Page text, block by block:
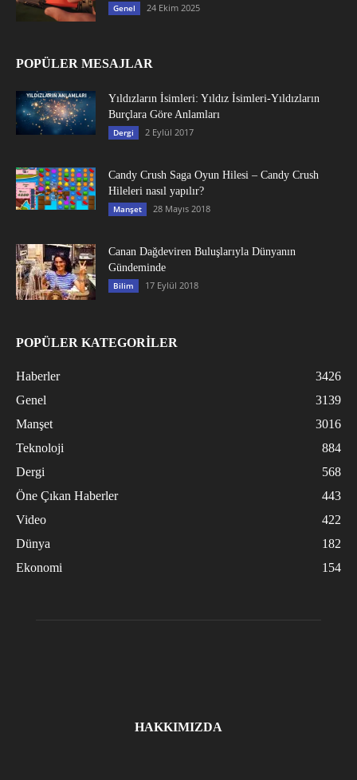
Genel 24 Ekim 2025
POPÜLER MESAJLAR
Yıldızların İsimleri: Yıldız İsimleri-Yıldızların
Burçlara Göre Anlamları
Dergi 2 Eylül 2017
Candy Crush Saga Oyun Hilesi – Candy Crush
Hileleri nasıl yapılır?
Manşet 28 Mayıs 2018
Canan Dağdeviren Buluşlarıyla Dünyanın
Gündeminde
Bilim 17 Eylül 2018
POPÜLER KATEGORİLER
Haberler
3426
Genel
3139
Manşet
3016
Teknoloji
884
Dergi
568
Öne Çıkan Haberler
443
Video
422
Dünya
182
Ekonomi
154
HAKKIMIZDA